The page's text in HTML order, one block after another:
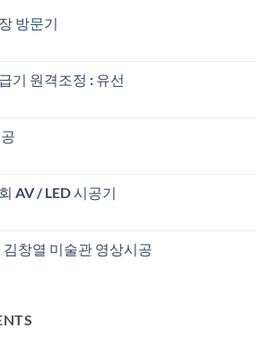
방문기
기 원격조정 : 유선
AV / LED 시공기
창열 미술관 영상시공